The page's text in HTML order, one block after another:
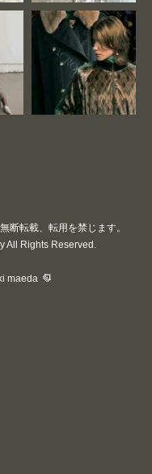
断転載、転用を禁じます。
All Rights Reserved.
maeda